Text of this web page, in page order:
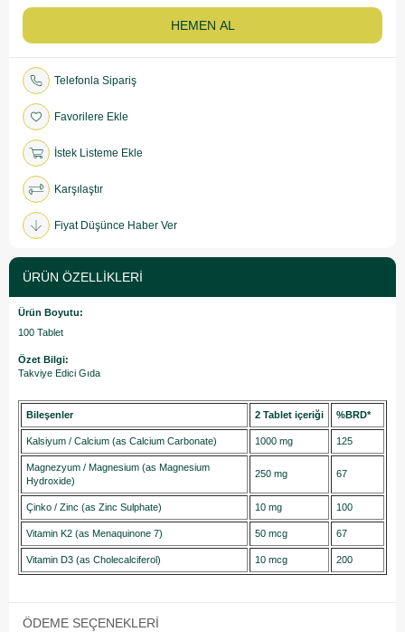
Telefonla Sipariş
Favorilere Ekle
İstek Listeme Ekle
Karşılaştır
Fiyat Düşünce Haber Ver
ÜRÜN ÖZELLIKLERI
Ürün Boyutu:
100 Tablet
Özet Bilgi:
Takviye Edici Gıda
Bileşenler 2 Tablet içeriği %BRD*
Kalsiyum / Calcium (as Calcium Carbonate) 1000 mg 125
Magnezyum / Magnesium (as Magnesium
Hydroxide)
250 mg 67
Çinko / Zinc (as Zinc Sulphate) 10 mg 100
Vitamin K2 (as Menaquinone 7) 50 mcg 67
Vitamin D3 (as Cholecalciferol) 10 mcg 200
ÖDEME SEÇENEKLERI